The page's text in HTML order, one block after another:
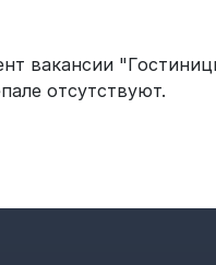
вакансии
отсутствуют.